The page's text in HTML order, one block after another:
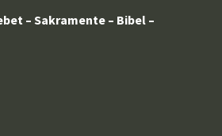
– Sakramente – Bibel –